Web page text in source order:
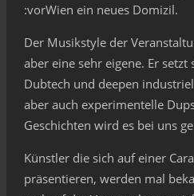
:vorWien ein neues Domizil.
Der Musikstyle der
aber eine sehr eigene. Er
Dubtech und deepen
aber auch experimentelle
Geschichten wird es bei uns
Künstler die sich auf einer
präsentieren, werden mal